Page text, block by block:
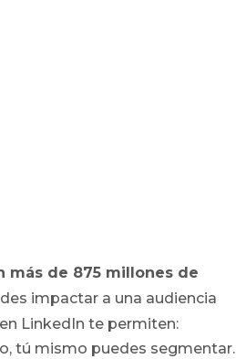
más de 875 millones de
impactar a una audiencia
LinkedIn te permiten:
tú mismo puedes segmentar.